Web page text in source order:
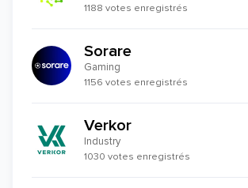
1188 votes enregistrés
Sorare
Gaming
1156 votes enregistrés
Verkor
Industry
1030 votes enregistrés